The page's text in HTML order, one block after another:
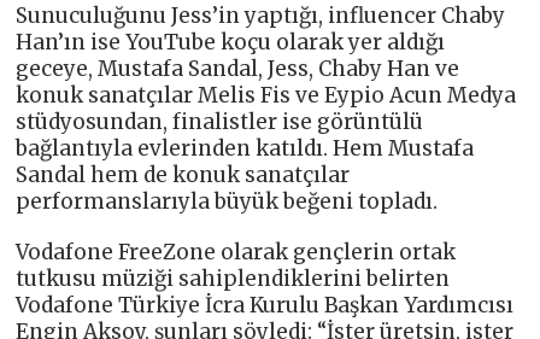
Sunuculuğunu Jess’in yaptığı, influencer Chaby
Han’ın ise YouTube koçu olarak yer aldığı
geceye, Mustafa Sandal, Jess, Chaby Han ve
konuk sanatçılar Melis Fis ve Eypio Acun Medya
stüdyosundan, finalistler ise görüntülü
bağlantıyla evlerinden katıldı. Hem Mustafa
Sandal hem de konuk sanatçılar
performanslarıyla büyük beğeni topladı.
Vodafone FreeZone olarak gençlerin ortak
tutkusu müziği sahiplendiklerini belirten
Vodafone Türkiye İcra Kurulu Başkan Yardımcısı
Engin Aksoy, şunları söyledi: “İster üretsin, ister